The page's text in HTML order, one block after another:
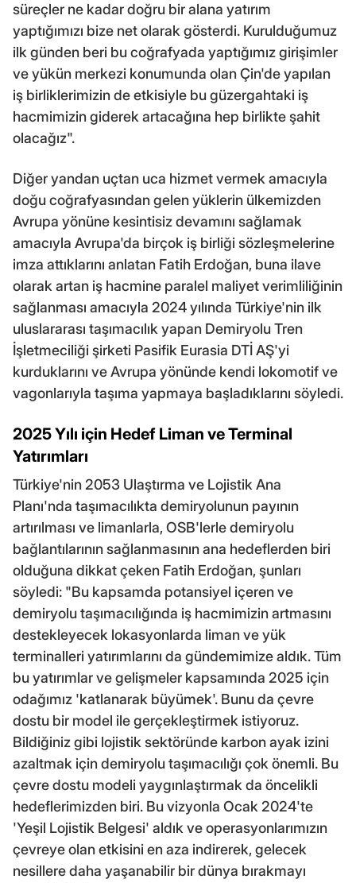
süreçler ne kadar doğru bir alana yatırım
yaptığımızı bize net olarak gösterdi. Kurulduğumuz
ilk günden beri bu coğrafyada yaptığımız girişimler
ve yükün merkezi konumunda olan Çin'de yapılan
iş birliklerimizin de etkisiyle bu güzergahtaki iş
hacmimizin giderek artacağına hep birlikte şahit
olacağız".
Diğer yandan uçtan uca hizmet vermek amacıyla
doğu coğrafyasından gelen yüklerin ülkemizden
Avrupa yönüne kesintisiz devamını sağlamak
amacıyla Avrupa'da birçok iş birliği sözleşmelerine
imza attıklarını anlatan Fatih Erdoğan, buna ilave
olarak artan iş hacmine paralel maliyet verimliliğinin
sağlanması amacıyla 2024 yılında Türkiye'nin ilk
uluslararası taşımacılık yapan Demiryolu Tren
İşletmeciliği şirketi Pasifik Eurasia DTİ AŞ'yi
kurduklarını ve Avrupa yönünde kendi lokomotif ve
vagonlarıyla taşıma yapmaya başladıklarını söyledi.
2025 Yılı için Hedef Liman ve Terminal
Yatırımları
Türkiye'nin 2053 Ulaştırma ve Lojistik Ana
Planı'nda taşımacılıkta demiryolunun payının
artırılması ve limanlarla, OSB'lerle demiryolu
bağlantılarının sağlanmasının ana hedeflerden biri
olduğuna dikkat çeken Fatih Erdoğan, şunları
söyledi: "Bu kapsamda potansiyel içeren ve
demiryolu taşımacılığında iş hacmimizin artmasını
destekleyecek lokasyonlarda liman ve yük
terminalleri yatırımlarını da gündemimize aldık. Tüm
bu yatırımlar ve gelişmeler kapsamında 2025 için
odağımız 'katlanarak büyümek'. Bunu da çevre
dostu bir model ile gerçekleştirmek istiyoruz.
Bildiğiniz gibi lojistik sektöründe karbon ayak izini
azaltmak için demiryolu taşımacılığı çok önemli. Bu
çevre dostu modeli yaygınlaştırmak da öncelikli
hedeflerimizden biri. Bu vizyonla Ocak 2024'te
'Yeşil Lojistik Belgesi' aldık ve operasyonlarımızın
çevreye olan etkisini en aza indirerek, gelecek
nesillere daha yaşanabilir bir dünya bırakmayı